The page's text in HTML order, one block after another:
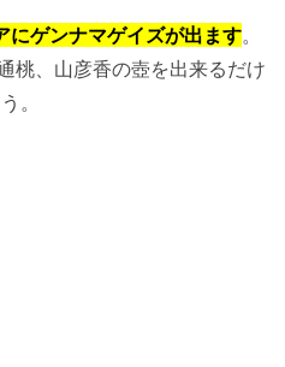
ゲンナマゲイズが出ます。
桃、山彦香の壺を出来るだけ
。